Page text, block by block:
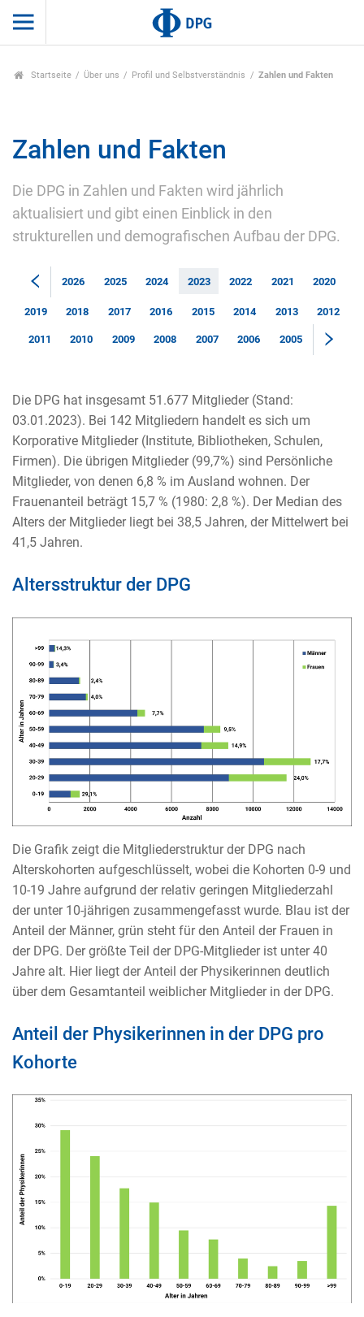
Startseite Über uns Profil und Selbstverständnis Zahlen und Fakten
Zahlen und Fakten
Die DPG in Zahlen und Fakten wird jährlich
aktualisiert und gibt einen Einblick in den
strukturellen und demografischen Aufbau der DPG.
2026 2025 2024 2023 2022 2021 2020
2019 2018 2017 2016 2015 2014 2013 2012
2011 2010 2009 2008 2007 2006 2005
Die DPG hat insgesamt 51.677 Mitglieder (Stand:
03.01.2023). Bei 142 Mitgliedern handelt es sich um
Korporative Mitglieder (Institute, Bibliotheken, Schulen,
Firmen). Die übrigen Mitglieder (99,7%) sind Persönliche
Mitglieder, von denen 6,8 % im Ausland wohnen. Der
Frauenanteil beträgt 15,7 % (1980: 2,8 %). Der Median des
Alters der Mitglieder liegt bei 38,5 Jahren, der Mittelwert bei
41,5 Jahren.
Altersstruktur der DPG
Die Grafik zeigt die Mitgliederstruktur der DPG nach
Alterskohorten aufgeschlüsselt, wobei die Kohorten 0-9 und
10-19 Jahre aufgrund der relativ geringen Mitgliederzahl
der unter 10-jährigen zusammengefasst wurde. Blau ist der
Anteil der Männer, grün steht für den Anteil der Frauen in
der DPG. Der größte Teil der DPG-Mitglieder ist unter 40
Jahre alt. Hier liegt der Anteil der Physikerinnen deutlich
über dem Gesamtanteil weiblicher Mitglieder in der DPG.
Anteil der Physikerinnen in der DPG pro
Kohorte